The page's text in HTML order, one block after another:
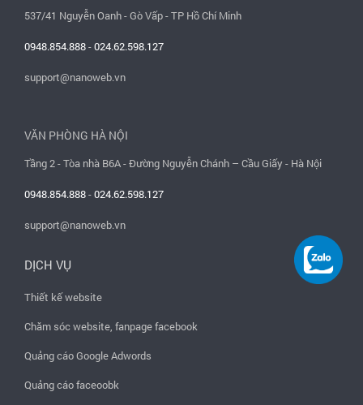
537/41 Nguyễn Oanh - Gò Vấp - TP Hồ Chí Minh
0948.854.888-024.62.598.127
support@nanoweb.vn
VĂN PHÒNG HÀ NỘI
Tầng 2 - Tòa nhà B6A - Đường Nguyễn Chánh – Cầu Giấy - Hà Nội
0948.854.888-024.62.598.127
support@nanoweb.vn
DỊCH VỤ
Thiết kế website
Chăm sóc website, fanpage facebook
Quảng cáo Google Adwords
Quảng cáo faceoobk